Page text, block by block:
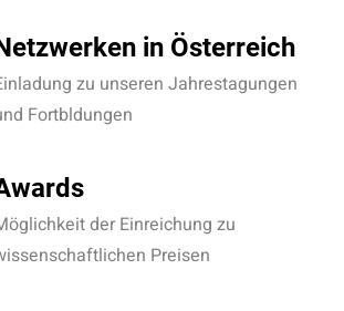
in Österreich
zu unseren Jahrestagungen
Fortbldungen
der Einreichung zu
Preisen